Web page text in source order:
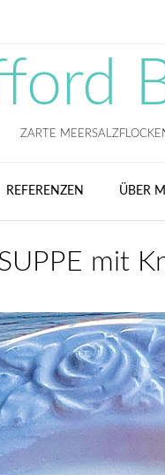
ZARTE
REFERENZEN ÜBER
mit